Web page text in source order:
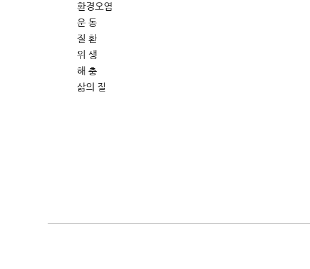
환경오염
운 동
질 환
위 생
해 충
삶의 질